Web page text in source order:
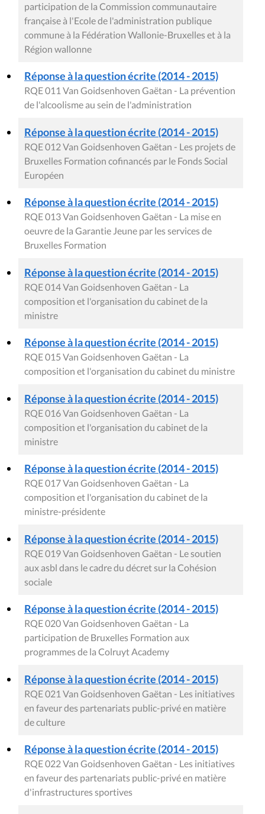
participation de la Commission communautaire
française à l'Ecole de l'administration publique
commune à la Fédération Wallonie-Bruxelles et à la
Région wallonne
Réponse à la question écrite (2014 - 2015)
RQE 011 Van Goidsenhoven Gaëtan - La prévention
de l'alcoolisme au sein de l'administration
Réponse à la question écrite (2014 - 2015)
RQE 012 Van Goidsenhoven Gaëtan - Les projets de
Bruxelles Formation cofinancés par le Fonds Social
Européen
Réponse à la question écrite (2014 - 2015)
RQE 013 Van Goidsenhoven Gaëtan - La mise en
oeuvre de la Garantie Jeune par les services de
Bruxelles Formation
Réponse à la question écrite (2014 - 2015)
RQE 014 Van Goidsenhoven Gaëtan - La
composition et l'organisation du cabinet de la
ministre
Réponse à la question écrite (2014 - 2015)
RQE 015 Van Goidsenhoven Gaëtan - La
composition et l'organisation du cabinet du ministre
Réponse à la question écrite (2014 - 2015)
RQE 016 Van Goidsenhoven Gaëtan - La
composition et l'organisation du cabinet de la
ministre
Réponse à la question écrite (2014 - 2015)
RQE 017 Van Goidsenhoven Gaëtan - La
composition et l'organisation du cabinet de la
ministre-présidente
Réponse à la question écrite (2014 - 2015)
RQE 019 Van Goidsenhoven Gaëtan - Le soutien
aux asbl dans le cadre du décret sur la Cohésion
sociale
Réponse à la question écrite (2014 - 2015)
RQE 020 Van Goidsenhoven Gaëtan - La
participation de Bruxelles Formation aux
programmes de la Colruyt Academy
Réponse à la question écrite (2014 - 2015)
RQE 021 Van Goidsenhoven Gaëtan - Les initiatives
en faveur des partenariats public-privé en matière
de culture
Réponse à la question écrite (2014 - 2015)
RQE 022 Van Goidsenhoven Gaëtan - Les initiatives
en faveur des partenariats public-privé en matière
d'infrastructures sportives